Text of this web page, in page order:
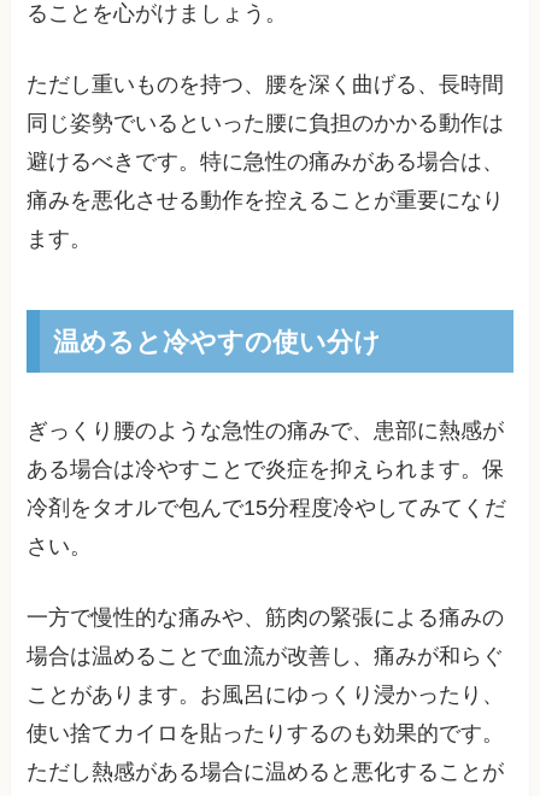
ることを心がけましょう。
ただし重いものを持つ、腰を深く曲げる、長時間
同じ姿勢でいるといった腰に負担のかかる動作は
避けるべきです。特に急性の痛みがある場合は、
痛みを悪化させる動作を控えることが重要になり
ます。
温めると冷やすの使い分け
ぎっくり腰のような急性の痛みで、患部に熱感が
ある場合は冷やすことで炎症を抑えられます。保
冷剤をタオルで包んで15分程度冷やしてみてくだ
さい。
一方で慢性的な痛みや、筋肉の緊張による痛みの
場合は温めることで血流が改善し、痛みが和らぐ
ことがあります。お風呂にゆっくり浸かったり、
使い捨てカイロを貼ったりするのも効果的です。
ただし熱感がある場合に温めると悪化することが